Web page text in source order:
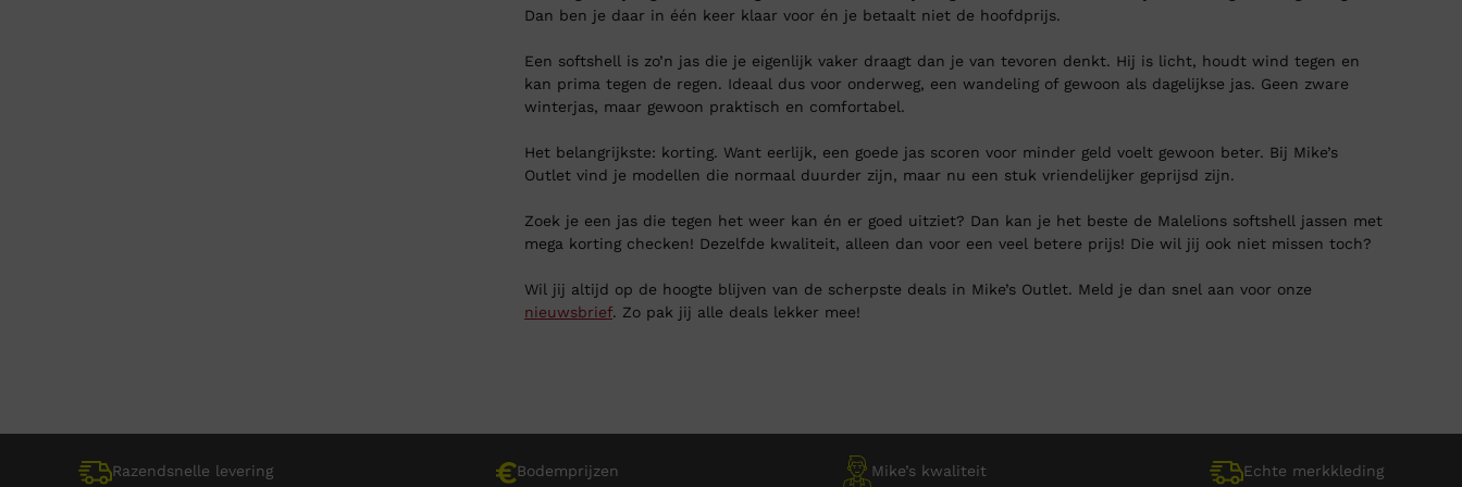
Dan ben je daar in één keer klaar voor én je betaalt niet de hoofdprijs.
Een softshell is zo’n jas die je eigenlijk vaker draagt dan je van tevoren denkt. Hij is licht, houdt wind tegen en
kan prima tegen de regen. Ideaal dus voor onderweg, een wandeling of gewoon als dagelijkse jas. Geen zware
winterjas, maar gewoon praktisch en comfortabel.
Het belangrijkste: korting. Want eerlijk, een goede jas scoren voor minder geld voelt gewoon beter. Bij Mike’s
Outlet vind je modellen die normaal duurder zijn, maar nu een stuk vriendelijker geprijsd zijn.
Zoek je een jas die tegen het weer kan én er goed uitziet? Dan kan je het beste de Malelions softshell jassen met
mega korting checken! Dezelfde kwaliteit, alleen dan voor een veel betere prijs! Die wil jij ook niet missen toch?
Wil jij altijd op de hoogte blijven van de scherpste deals in Mike’s Outlet. Meld je dan snel aan voor onze
nieuwsbrief. Zo pak jij alle deals lekker mee!
Razendsnelle levering Bodemprijzen Mike’s kwaliteit Echte merkkleding